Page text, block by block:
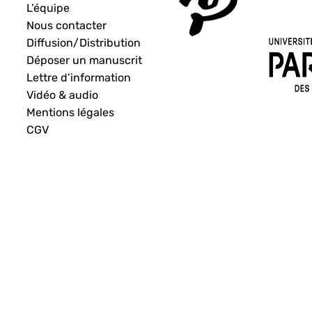
L’équipe
Nous contacter
Diffusion/Distribution
Déposer un manuscrit
Lettre d’information
Vidéo & audio
Mentions légales
CGV